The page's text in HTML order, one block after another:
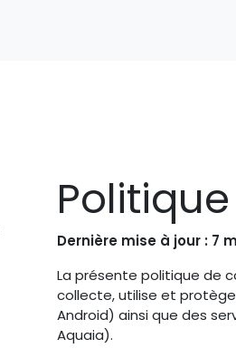
Dernière mise à jour : 7
La présente politique de
collecte, utilise et
Android) ainsi que des
Aquaia).